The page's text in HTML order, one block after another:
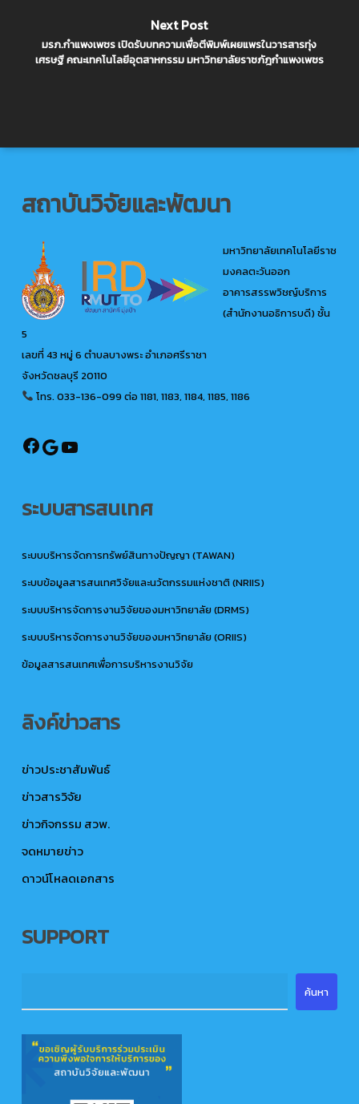
Next Post
มรภ.กำแพงเพชร เปิดรับบทความเพื่อตีพิมพ์เผยแพรในวารสารทุ่ง
เศรษฐี คณะเทคโนโลยีอุตสาหกรรม มหาวิทยาลัยราชภัฎกำแพงเพชร
สถาบันวิจัยและพัฒนา
มหาวิทยาลัยเทคโนโลยีราช
มงคลตะวันออก
อาคารสรรพวิชญ์บริการ
(สำนักงานอธิการบดี) ชั้น
5
เลขที่ 43 หมู่ 6 ตำบลบางพระ อำเภอศรีราชา
จังหวัดชลบุรี 20110
โทร. 033-136-099ต่อ 1181, 1183, 1184, 1185, 1186
@ird.rmutto
Google
ระบบสารสนเทศ
ระบบบริหารจัดการทรัพย์สินทางปัญญา (TAWAN)
ระบบข้อมูลสารสนเทศวิจัยและนวัตกรรมแห่งชาติ (NRIIS)
ระบบบริหารจัดการงานวิจัยของมหาวิทยาลัย (DRMS)
ระบบบริหารจัดการงานวิจัยของมหาวิทยาลัย (ORIIS)
ข้อมูลสารสนเทศเพื่อการบริหารงานวิจัย
ลิงค์ข่าวสาร
ข่าวประชาสัมพันธ์
ข่าวสารวิจัย
ข่าวกิจกรรม สวพ.
จดหมายข่าว
ดาวน์โหลดเอกสาร
SUPPORT
ค้นหา